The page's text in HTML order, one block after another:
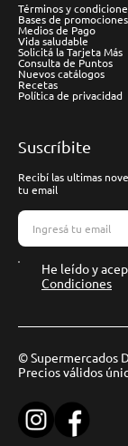
Términos y
Bases de promociones
Medios de Pago
Vida saludable
Solicitá la Tarjeta Más
Consulta de Puntos
Nuevos catálogos
Recetas
Política de privacidad
Suscríbite
Recibí las ultimas
tu email
He leído y
Condiciones
© Supermercados
Precios válidos